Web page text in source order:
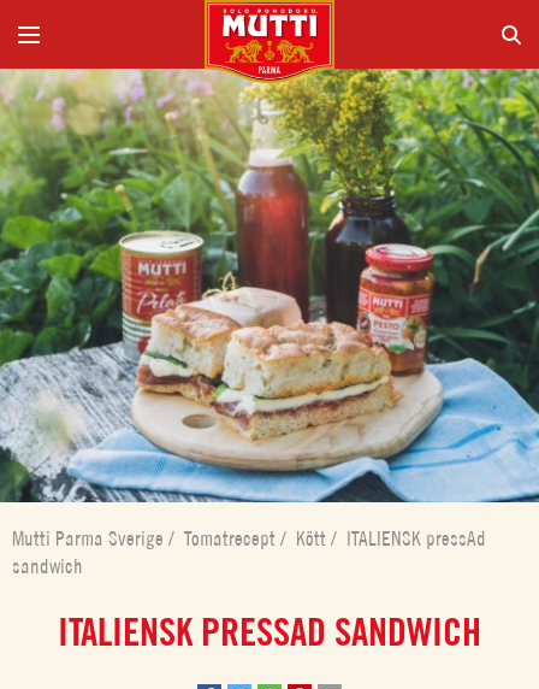
Mutti Parma Sverige / Tomatrecept / Kött / ITALIENSK pressAd
sandwich
ITALIENSK PRESSAD SANDWICH